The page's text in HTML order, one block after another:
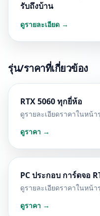
รับถึงบ้าน
ดูรายละเอียด →
รุ่น/ราคาที่เกี่ยวข้อง
RTX 5060 ทุกยี่ห้อ
ดูรายละเอียดราคาในหน้า
ดูราคา →
PC ประกอบ การ์ดจอ
ดูรายละเอียดราคาในหน้า
ดูราคา →